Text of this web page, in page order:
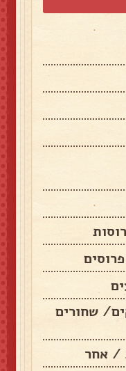
שחורים